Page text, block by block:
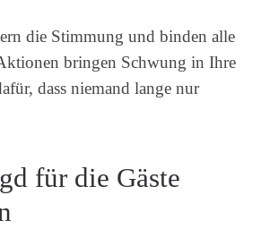
die Stimmung und binden alle
bringen Schwung in Ihre
dass niemand lange nur
für die Gäste